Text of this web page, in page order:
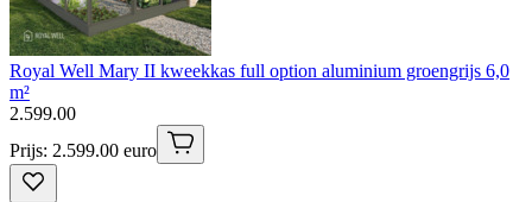
Royal Well Mary II kweekkas full option aluminium groengrijs 6,0
m²
2.599.00
Prijs: 2.599.00 euro